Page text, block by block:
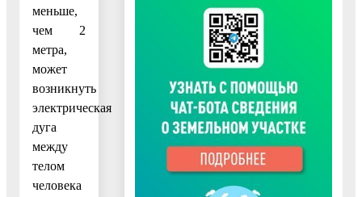
меньше,
чем 2
метра,
может
возникнуть
электрическая
дуга
между
телом
человека